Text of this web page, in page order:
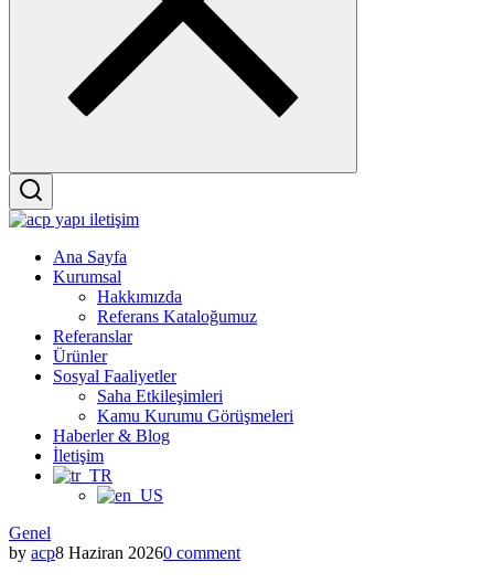
Menu
Ana Sayfa
Kurumsal
Hakkımızda
Referans Kataloğumuz
Referanslar
Ürünler
Sosyal Faaliyetler
Saha Etkileşimleri
Kamu Kurumu Görüşmeleri
Haberler & Blog
İletişim
Posted
in
Genel
by acp8 Haziran 20260 comment